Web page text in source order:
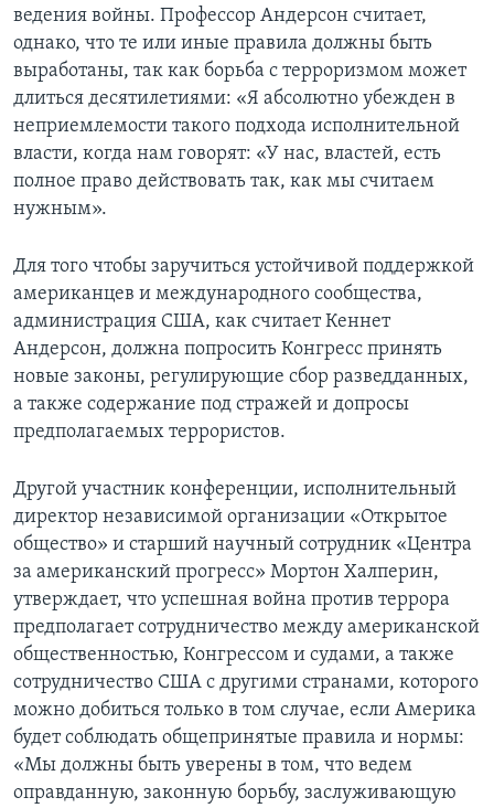
ведения войны. Профессор Андерсон считает,
однако, что те или иные правила должны быть
выработаны, так как борьба с терроризмом может
длиться десятилетиями: «Я абсолютно убежден в
неприемлемости такого подхода исполнительной
власти, когда нам говорят: «У нас, властей, есть
полное право действовать так, как мы считаем
нужным».
Для того чтобы заручиться устойчивой поддержкой
американцев и международного сообщества,
администрация США, как считает Кеннет
Андерсон, должна попросить Конгресс принять
новые законы, регулирующие сбор разведданных,
а также содержание под стражей и допросы
предполагаемых террористов.
Другой участник конференции, исполнительный
директор независимой организации «Открытое
общество» и старший научный сотрудник «Центра
за американский прогресс» Мортон Халперин,
утверждает, что успешная война против террора
предполагает сотрудничество между американской
общественностью, Конгрессом и судами, а также
сотрудничество США с другими странами, которого
можно добиться только в том случае, если Америка
будет соблюдать общепринятые правила и нормы:
«Мы должны быть уверены в том, что ведем
оправданную, законную борьбу, заслуживающую